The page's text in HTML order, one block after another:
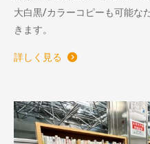
大白黒/カラーコピーも可能な
きます。
詳しく見る